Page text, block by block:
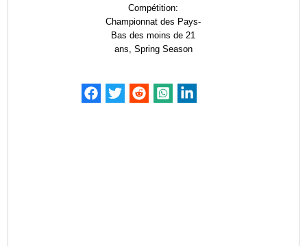
Compétition:
Championnat des Pays-
Bas des moins de 21
ans, Spring Season